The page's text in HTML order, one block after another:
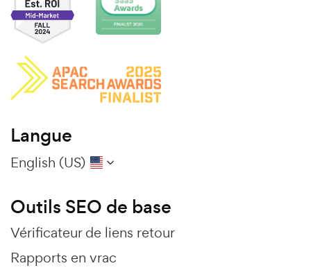
Langue
English (US)
Outils SEO de base
Vérificateur de liens retour
Rapports en vrac